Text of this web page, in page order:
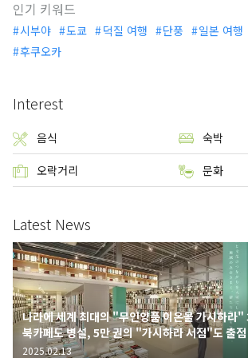
인기 키워드
시부야 도쿄 덕질 여행 단풍 일본 여행
후쿠오카
Interest
음식 숙박
오락거리 문화
Latest News
나라에 세계 최대의 "무인양품 이온몰 가시하라
북카페도 병설, 5만 권의 "가시하라 서점"도 출점
2025.02.13